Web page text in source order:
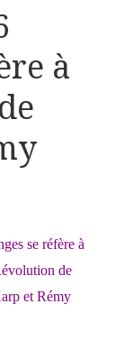
à
se réfère à
de
et Rémy